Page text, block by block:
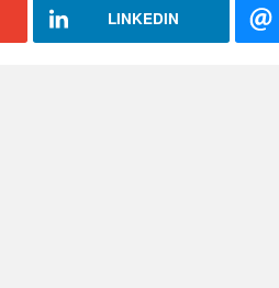
LINKEDIN